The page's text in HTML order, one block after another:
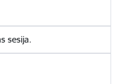
sesija.